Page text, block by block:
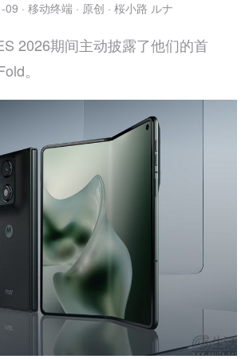
· 移动终端 · 原创 · 桜小路 ルナ
2026期间主动披露了他们的首
。